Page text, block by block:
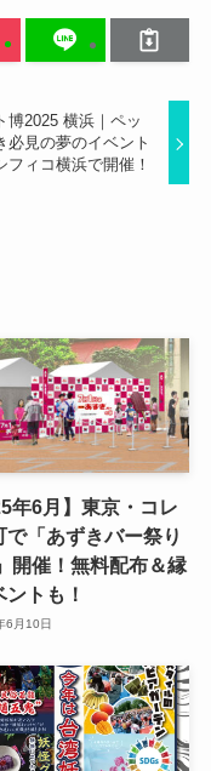
博2025 横浜｜ペッ
必見の夢のイベント
フィコ横浜で開催！
年6月】東京・コレ
で「あずきバー祭り
開催！無料配布＆縁
ントも！
6月10日